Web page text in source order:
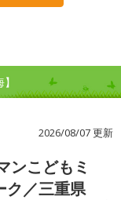
2026/08/07 更新
ンこどもミ
ク／三重県